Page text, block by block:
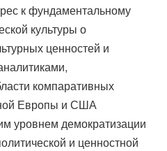
к фундаментальному
культуры о
ценностей и
компаративных
Европы и США
уровнем демократизации
и ценностной